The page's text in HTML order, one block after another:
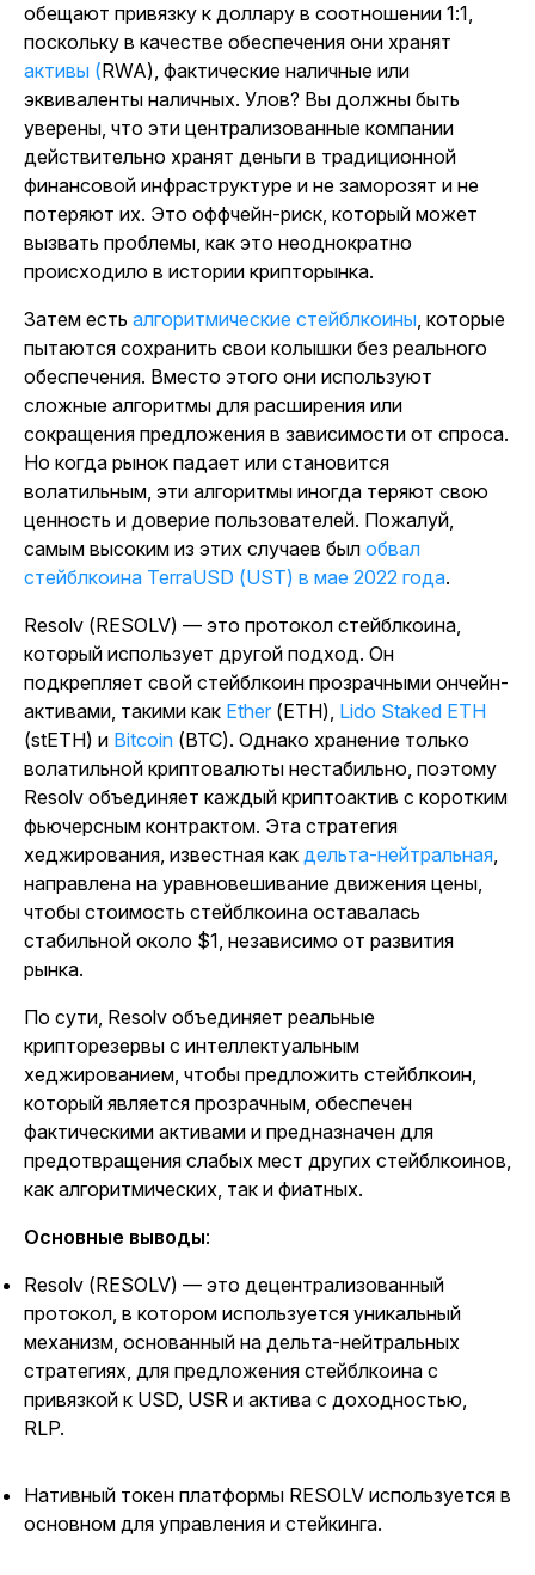
обещают привязку к доллару в соотношении 1:1,
поскольку в качестве обеспечения они хранят
активы (RWA), фактические наличные или
эквиваленты наличных. Улов? Вы должны быть
уверены, что эти централизованные компании
действительно хранят деньги в традиционной
финансовой инфраструктуре и не заморозят и не
потеряют их. Это оффчейн-риск, который может
вызвать проблемы, как это неоднократно
происходило в истории крипторынка.
Затем есть алгоритмические стейблкоины, которые
пытаются сохранить свои колышки без реального
обеспечения. Вместо этого они используют
сложные алгоритмы для расширения или
сокращения предложения в зависимости от спроса.
Но когда рынок падает или становится
волатильным, эти алгоритмы иногда теряют свою
ценность и доверие пользователей. Пожалуй,
самым высоким из этих случаев был обвал
стейблкоина TerraUSD (UST) в мае 2022 года.
Resolv (RESOLV) — это протокол стейблкоина,
который использует другой подход. Он
подкрепляет свой стейблкоин прозрачными ончейн-
активами, такими как Ether (ETH), Lido Staked ETH
(stETH) и Bitcoin (BTC). Однако хранение только
волатильной криптовалюты нестабильно, поэтому
Resolv объединяет каждый криптоактив с коротким
фьючерсным контрактом. Эта стратегия
хеджирования, известная как дельта-нейтральная,
направлена на уравновешивание движения цены,
чтобы стоимость стейблкоина оставалась
стабильной около $1, независимо от развития
рынка.
По сути, Resolv объединяет реальные
крипторезервы с интеллектуальным
хеджированием, чтобы предложить стейблкоин,
который является прозрачным, обеспечен
фактическими активами и предназначен для
предотвращения слабых мест других стейблкоинов,
как алгоритмических, так и фиатных.
Основные выводы:
Resolv (RESOLV) — это децентрализованный
протокол, в котором используется уникальный
механизм, основанный на дельта-нейтральных
стратегиях, для предложения стейблкоина с
привязкой к USD, USR и актива с доходностью,
RLP.
Нативный токен платформы RESOLV используется в
основном для управления и стейкинга.